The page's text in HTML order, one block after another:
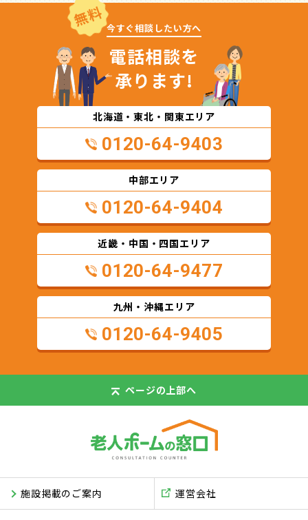
無料 今すぐ相談したい方へ
電話相談を
承ります!
北海道・東北・関東エリア
0120-64-9403
中部エリア
0120-64-9404
近畿・中国・四国エリア
0120-64-9477
九州・沖縄エリア
0120-64-9405
ページの上部へ
施設掲載のご案内 運営会社